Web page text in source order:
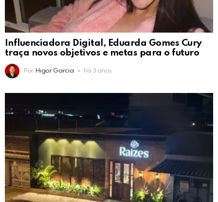
Influenciadora Digital, Eduarda Gomes Cury
traça novos objetivos e metas para o futuro
Por Higor Garcia há 3 anos